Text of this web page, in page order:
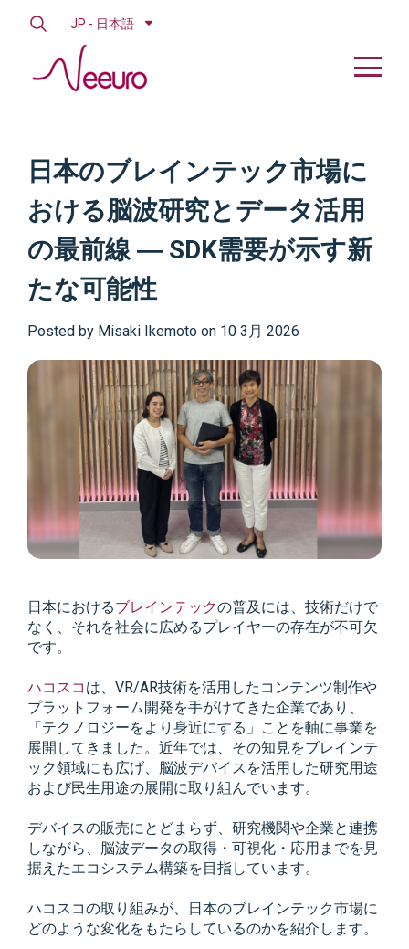
JP - 日本語
日本のブレインテック市場に
おける脳波研究とデータ活用
の最前線 ― SDK需要が示す新
たな可能性
Posted by Misaki Ikemoto on 10 3月 2026
日本におけるブレインテックの普及には、技術だけで
なく、それを社会に広めるプレイヤーの存在が不可欠
です。
ハコスコ は、VR/AR技術を活用したコンテンツ制作や
プラットフォーム開発を手がけてきた企業であり、
「テクノロジーをより身近にする」ことを軸に事業を
展開してきました。近年では、その知見をブレインテ
ック領域にも広げ、脳波デバイスを活用した研究用途
および民生用途の展開に取り組んでいます。
デバイスの販売にとどまらず、研究機関や企業と連携
しながら、脳波データの取得・可視化・応用までを見
据えたエコシステム構築を目指しています。
ハコスコの取り組みが、日本のブレインテック市場に
どのような変化をもたらしているのかを紹介します。